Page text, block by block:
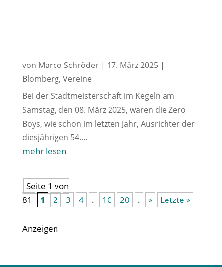
von Marco Schröder| 17. März 2025|
Blomberg, Vereine
Bei der Stadtmeisterschaft im Kegeln am
Samstag, den 08. März 2025, waren die Zero
Boys, wie schon im letzten Jahr, Ausrichter der
diesjährigen 54....
mehr lesen
Seite 1 von
81
1 2 3 4 . 10 20 . » Letzte »
Anzeigen